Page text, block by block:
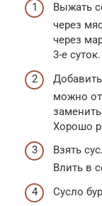
Выжать
через
через
3-е
можно
Хорошо
Взять
Влить в
Сусло